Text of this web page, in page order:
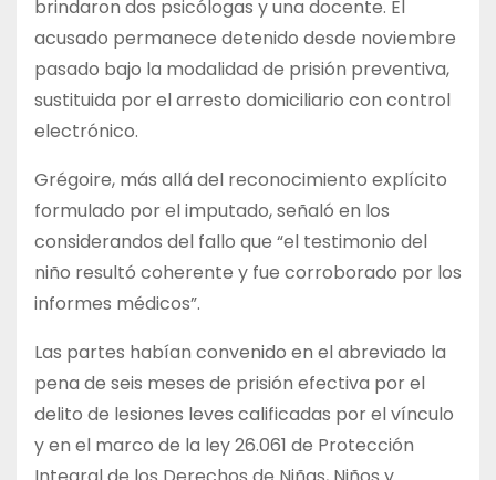
brindaron dos psicólogas y una docente. El
acusado permanece detenido desde noviembre
pasado bajo la modalidad de prisión preventiva,
sustituida por el arresto domiciliario con control
electrónico.
Grégoire, más allá del reconocimiento explícito
formulado por el imputado, señaló en los
considerandos del fallo que “el testimonio del
niño resultó coherente y fue corroborado por los
informes médicos”.
Las partes habían convenido en el abreviado la
pena de seis meses de prisión efectiva por el
delito de lesiones leves calificadas por el vínculo
y en el marco de la ley 26.061 de Protección